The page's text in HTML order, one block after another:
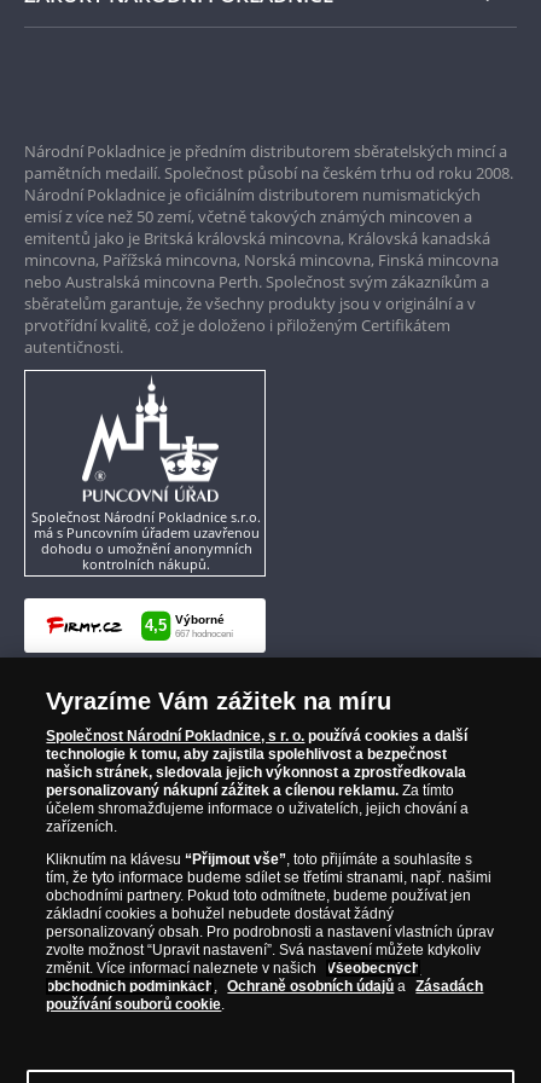
Garance nejvyšší kvality
Pouze originální produkty
Národní Pokladnice je předním distributorem sběratelských mincí a
pamětních medailí. Společnost působí na českém trhu od roku 2008.
Národní Pokladnice je oficiálním distributorem numismatických
emisí z více než 50 zemí, včetně takových známých mincoven a
emitentů jako je Britská královská mincovna, Královská kanadská
mincovna, Pařížská mincovna, Norská mincovna, Finská mincovna
nebo Australská mincovna Perth. Společnost svým zákazníkům a
sběratelům garantuje, že všechny produkty jsou v originální a v
prvotřídní kvalitě, což je doloženo i přiloženým Certifikátem
autentičnosti.
Společnost Národní Pokladnice s.r.o.
má s Puncovním úřadem uzavřenou
dohodu o umožnění anonymních
kontrolních nákupů.
Vyrazíme Vám zážitek na míru
Společnost Národní Pokladnice, s r. o. používá cookies a další
technologie k tomu, aby zajistila spolehlivost a bezpečnost
našich stránek, sledovala jejich výkonnost a zprostředkovala
personalizovaný nákupní zážitek a cílenou reklamu. Za tímto
účelem shromažďujeme informace o uživatelích, jejich chování a
zařízeních.
Kliknutím na klávesu“Přijmout vše”, toto přijímáte a souhlasíte s
tím, že tyto informace budeme sdílet se třetími stranami, např. našimi
obchodními partnery. Pokud toto odmítnete, budeme používat jen
základní cookies a bohužel nebudete dostávat žádný
personalizovaný obsah. Pro podrobnosti a nastavení vlastních úprav
zvolte možnost “Upravit nastavení”. Svá nastavení můžete kdykoliv
změnit. Více informací naleznete v našich
Všeobecných
obchodních podmínkách , Ochraně osobních údajů a
Zásadách
používání souborů cookie.